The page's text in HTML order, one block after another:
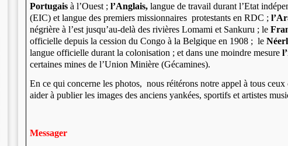
Portugaisà l’Ouest ; l’Anglais,langue de travail durant l’Etat
(EIC) et langue des premiers missionnaires protestants en RDC ;
négrière à l’est jusqu’au-delà des rivières Lomami et Sankuru ; le
officielle depuis la cession du Congo à la Belgique en 1908 ; le
langue officielle durant la colonisation ; et dans une moindre mesure
certaines mines de l’Union Minière (Gécamines).
En ce qui concerne les photos, nous réitérons notre appel à tous
aider à publier les images des anciens yankées, sportifs et artistes
Messager